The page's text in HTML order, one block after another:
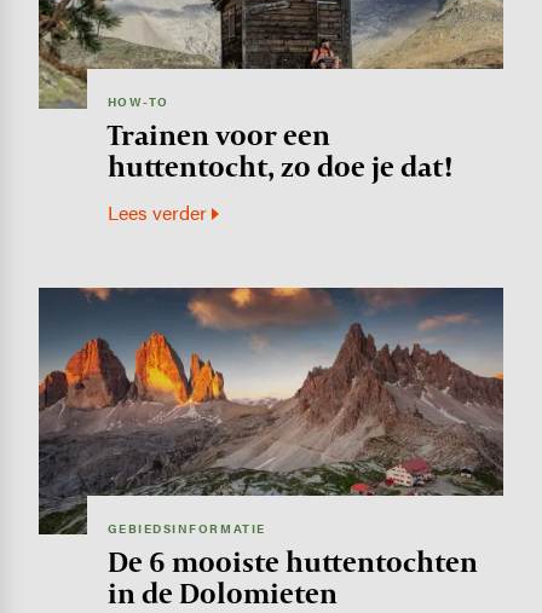
HOW-TO
Trainen voor een
huttentocht, zo doe je dat!
Lees verder
Image
GEBIEDSINFORMATIE
De 6 mooiste huttentochten
in de Dolomieten